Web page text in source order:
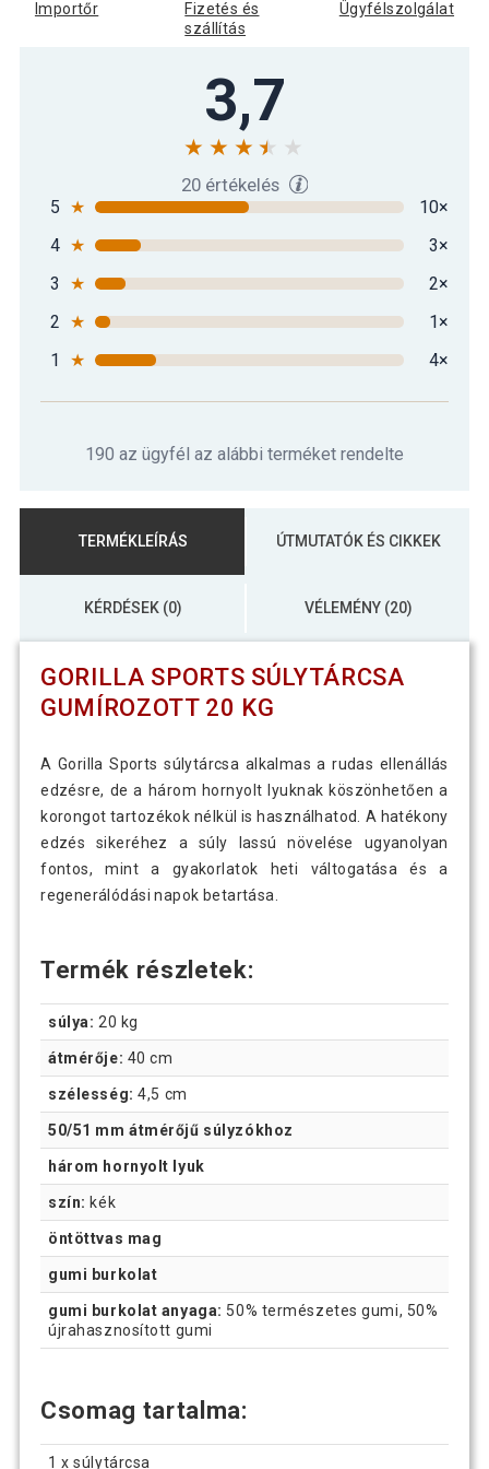
Importőr
Fizetés és
szállítás
Ügyfélszolgálat
3,7
20 értékelés
5 ★
10×
4 ★
3×
3
★
2×
2 ★
1×
1
★ 4×
190 az ügyfél az alábbi terméket rendelte
TERMÉKLEÍRÁS ÚTMUTATÓK ÉS CIKKEK
KÉRDÉSEK (0) VÉLEMÉNY (20)
GORILLA SPORTS SÚLYTÁRCSA
GUMÍROZOTT 20 KG
A Gorilla Sports súlytárcsa alkalmas a rudas ellenállás
edzésre, de a három hornyolt lyuknak köszönhetően a
korongot tartozékok nélkül is használhatod. A hatékony
edzés sikeréhez a súly lassú növelése ugyanolyan
fontos, mint a gyakorlatok heti váltogatása és a
regenerálódási napok betartása.
Termék részletek:
súlya: 20 kg
átmérője: 40 cm
szélesség: 4,5 cm
50/51 mm átmérőjű súlyzókhoz
három hornyolt lyuk
szín: kék
öntöttvas mag
gumi burkolat
gumi burkolat anyaga: 50% természetes gumi, 50%
újrahasznosított gumi
Csomag tartalma:
1 x súlytárcsa